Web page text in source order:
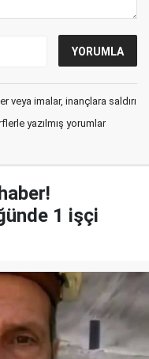
veya imalar, inançlara saldırı
yazılmış yorumlar
1 işçi